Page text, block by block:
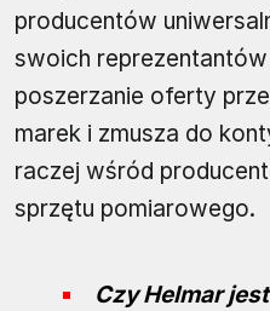
producentów
swoich
poszerzanie oferty
marek i zmusza do
raczej wśród
sprzętu pomiarowego.
Czy Helmar